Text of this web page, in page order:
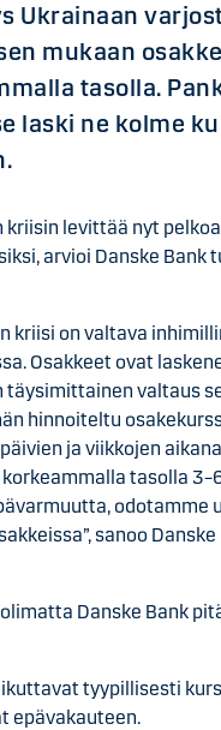
Ukrainaan
mukaan
tasolla.
laski ne kolme
kriisin levittää nyt
arvioi Danske Bank
kriisi on valtava
Osakkeet ovat
täysimittainen valtaus
hinnoiteltu
ja viikkojen
tasolla
odotamme
sanoo
Danske Bank
tyypillisesti
epävakauteen.